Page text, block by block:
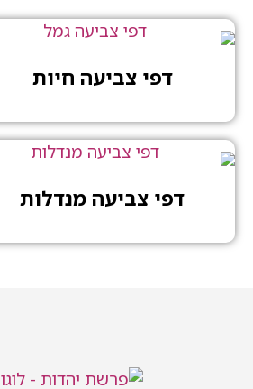
דפי צביעה חיות
דפי צביעה מנדלות